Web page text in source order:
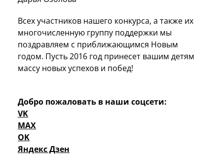
Всех участников нашего конкурса, а также их
многочисленную группу поддержки мы
поздравляем с приближающимся Новым
годом. Пусть 2016 год принесет вашим детям
массу новых успехов и побед!
Добро пожаловать в наши соцсети:
VK
MAX
OK
Яндекс Дзен